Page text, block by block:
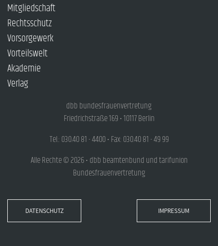
Mitgliedschaft
Rechtsschutz
Vorsorgewerk
Vorteilswelt
Akademie
Verlag
dbb bundesfrauenvertretung
Friedrichstraße 169 • 10117 Berlin
Tel.: 030.40 81 - 4400 • Fax: 030.40 81 - 49 99
Alle Rechte © 2026 • dbb beamtenbund und tarifunion
Bundesfrauenvertretung
DATENSCHUTZ IMPRESSUM